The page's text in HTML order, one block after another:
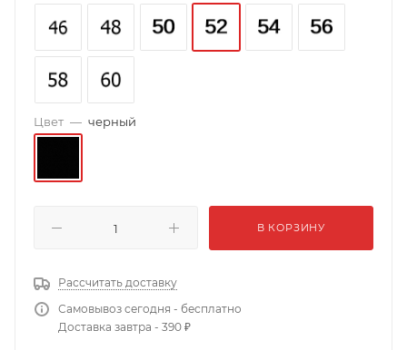
Цвет — черный
В КОРЗИНУ
Рассчитать доставку
Самовывоз сегодня - бесплатно
Доставка завтра - 390 ₽